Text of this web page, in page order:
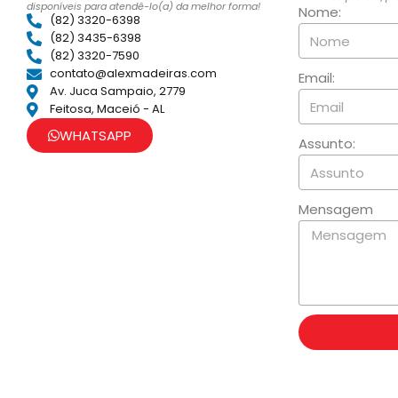
disponíveis para atendê-lo(a) da melhor forma!
(82) 3320-6398
(82) 3435-6398
(82) 3320-7590
contato@alexmadeiras.com
Av. Juca Sampaio, 2779
Feitosa, Maceió - AL
WHATSAPP
Nome:
Email:
Assunto:
Mensagem